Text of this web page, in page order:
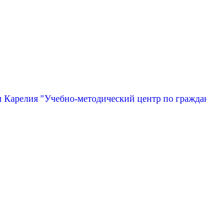
Карелия "Учебно-методический центр по